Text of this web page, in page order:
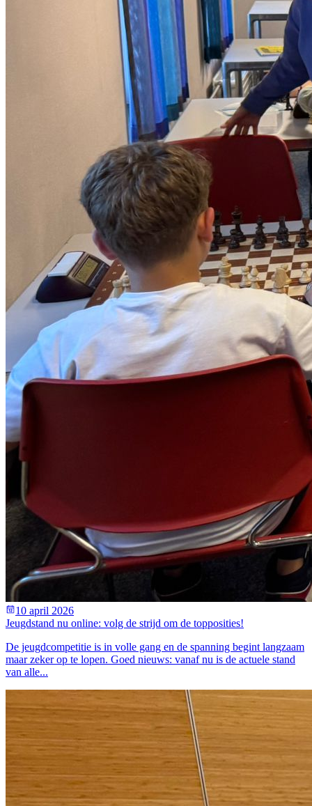
10 april 2026
Jeugdstand nu online: volg de strijd om de topposities!
De jeugdcompetitie is in volle gang en de spanning begint langzaam
maar zeker op te lopen. Goed nieuws: vanaf nu is de actuele stand
van alle...